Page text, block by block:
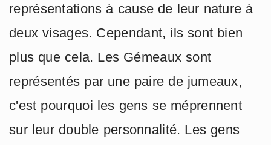
représentations à cause de leur nature à
deux visages. Cependant, ils sont bien
plus que cela. Les Gémeaux sont
représentés par une paire de jumeaux,
c'est pourquoi les gens se méprennent
sur leur double personnalité. Les gens